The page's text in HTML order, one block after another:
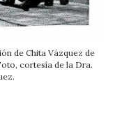
de Chita Vázquez de
cortesía de la Dra.